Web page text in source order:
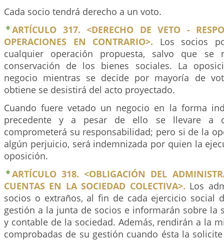
Cada socio tendrá derecho a un voto.
ARTÍCULO 317. <DERECHO DE VETO -
OPERACIONES EN CONTRARIO>. Los socios
cualquier operación propuesta, salvo que
conservación de los bienes sociales. La
negocio mientras se decide por mayoría de
obtiene se desistirá del acto proyectado.
Cuando fuere vetado un negocio en la forma
precedente y a pesar de ello se llevare a
comprometerá su responsabilidad; pero si de la
algún perjuicio, será indemnizada por quien la
oposición.
ARTÍCULO 318. <OBLIGACIÓN DEL
CUENTAS EN LA SOCIEDAD COLECTIVA>. Los
socios o extraños, al fin de cada ejercicio social
gestión a la junta de socios e informarán sobre la
y contable de la sociedad. Además, rendirán a la
comprobadas de su gestión cuando ésta la